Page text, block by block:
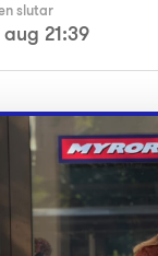
slutar
21:39